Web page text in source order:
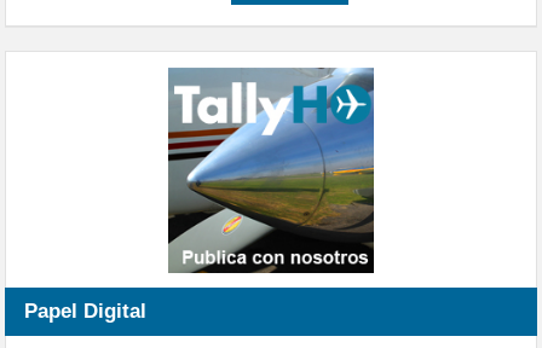
Papel Digital